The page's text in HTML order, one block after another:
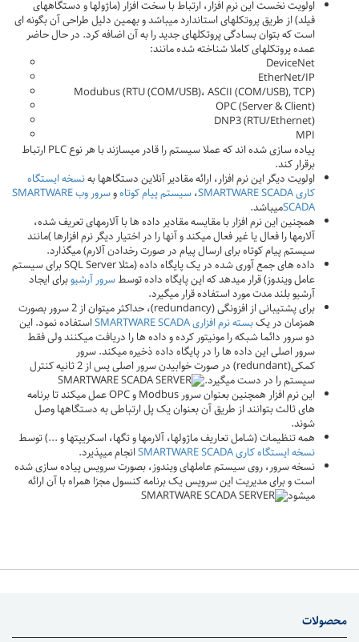
اولویت نخست این نرم افزار، ارتباط با سخت افزار (ماژولها و دستگاههای
فیلد) از طریق پروتکلهای استاندارد میباشد و بهمین دلیل طراحی آن بگونه ای
است که بتوان بسادگی پروتکلهای جدید را به آن اضافه کرد. در حال حاضر
عمده پروتکلهای کاملا شناخته شده مانند:
DeviceNet
EtherNet/IP
Modubus (RTU (COM/USB)، ASCII (COM/USB), TCP)
OPC (Server & Client)
DNP3 (RTU/Ethernet)
MPI
پیاده سازی شده اند که عملا سیستم را قادر میسازند با هر نوع PLC ارتباط
برقرار کند.
اولویت دیگر این نرم افزار، ارائه مقادیر آنلاین دستگاهها بهنسخه ایستگاه
کاری SMARTWARE SCADA ،سیستم پیام کوتاهو سرور وب SMARTWARE
SCADAمیباشد.
همچنین این نرم افزار با مقایسه مقادیر داده ها با آلارمهای تعریف شده،
آلارمها را فعال یا غیر فعال میکند و آنها را در اختیار دیگر نرم افزارها )مانند
سیستم پیام کوتاه برای ارسال پیام در صورت رخدادن آلارم) میگذارد.
داده های جمع آوری شده در یک پایگاه داده (مثلا SQL Server برای سیستم
عامل ویندوز) قرار میدهد که این پایگاه داده توسطسرور آرشیوبرای ایجاد
آرشیو بلند مدت مورد استفاده قرار میگیرد.
برای پشتیبانی از افزونگی (redundancy)، حداکثر میتوان از 2 سرور بصورت
همزمان در یکبسته نرم افزاری SMARTWARE SCADA استفاده نمود. این
دو سرور دائما شبکه را مونیتور کرده و داده ها را دریافت میکنند ولی فقط
سرور اصلی این داده ها را در پایگاه داده ذخیره میکند. سرور
کمکی(redundant) در صورت خوابیدن سرور اصلی پس از 2 ثانیه کنترل
سیستم را در دست میگیرد.
این نرم افزار همچنین بعنوان سرور Modbus و OPC عمل میکند تا برنامه
های ثالث بتوانند از طریق آن بعنوان یک پل ارتباطی به دستگاهها وصل
شوند.
همه تنظیمات (شامل تعاریف ماژولها، آلارمها و تگها، اسکریپتها و ...) توسط
نسخه ایستگاه کاری SMARTWARE SCADA انجام میپذیرد.
نسخه سرور، روی سیستم عاملهای ویندوز، بصورت سرویس پیاده سازی شده
است و برای مدیریت این سرویس یک برنامه کنسول مجزا همراه با آن ارائه
میشود
محصولات